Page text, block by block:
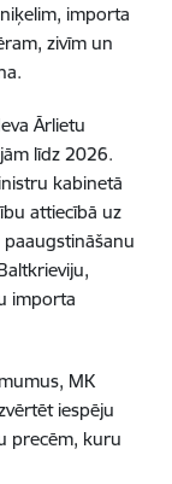
importa
zivīm un
Ārlietu
līdz 2026.
kabinetā
attiecībā uz
importa
MK
iespēju
precēm, kuru